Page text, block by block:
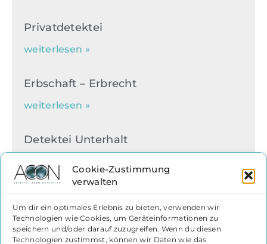
Cookie-Zustimmung
verwalten
Um dir ein optimales Erlebnis zu bieten, verwenden wir
Technologien wie Cookies, um Geräteinformationen zu
speichern und/oder darauf zuzugreifen. Wenn du diesen
Technologien zustimmst, können wir Daten wie das
Privatdetektei
weiterlesen »
Erbschaft – Erbrecht
weiterlesen »
Detektei Unterhalt
weiterlesen »